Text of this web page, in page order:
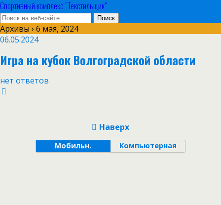
Спортивный комплекс "Текстильщик"
Архивы › 6 мая, 2024
06.05.2024
Игра на кубок Волгоградской области
нет ответов
Наверх
Мобильн. Компьютерная